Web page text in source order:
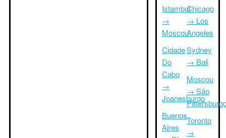
Istambul
→
Moscou
Cidade
Do
Cabo
→
Joanesburgo
Buenos
Aires
Chicago
→ Los
Angeles
Sydney
→ Bali
Moscou
→ São
Toronto
→